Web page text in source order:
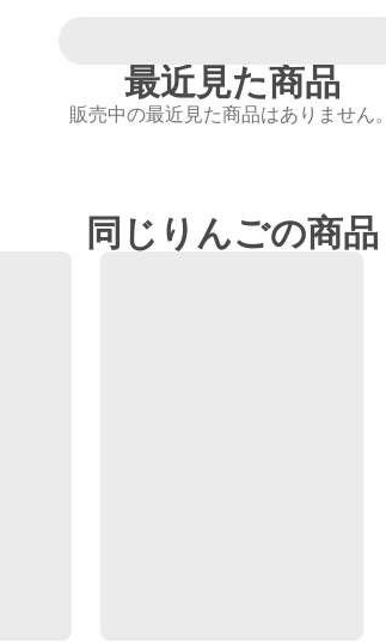
最近見た商品
販売中の最近見た商品はありません。
同じりんごの商品